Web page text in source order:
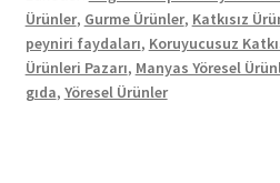
Ürünler, Gurme Ürünler, Katkısız
peyniri faydaları, Koruyucusuz
Ürünleri Pazarı, Manyas Yöresel
gıda, Yöresel Ürünler